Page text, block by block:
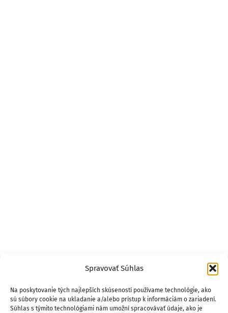
Spravovať Súhlas
Na poskytovanie tých najlepších skúseností používame technológie, ako
sú súbory cookie na ukladanie a/alebo prístup k informáciám o zariadení.
Súhlas s týmito technológiami nám umožní spracovávať údaje, ako je